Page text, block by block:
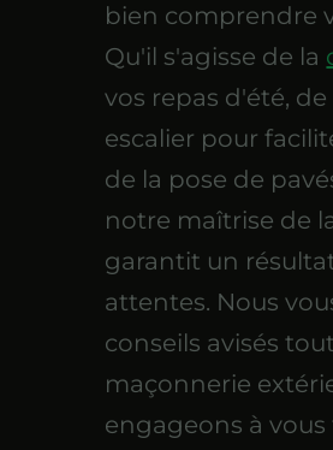
bien comprendre
Qu'il s'agisse de la
vos repas d'été,
escalier pour
de la pose de
notre maîtrise de
garantit un
attentes. Nous
conseils avisés
maçonnerie
engageons à